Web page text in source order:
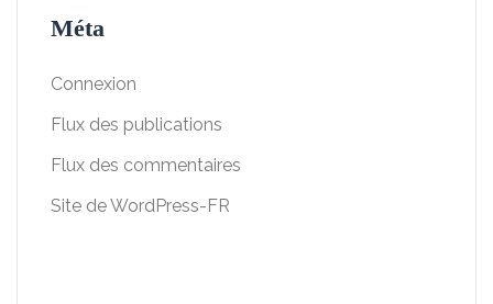
Méta
Connexion
Flux des publications
Flux des commentaires
Site de WordPress-FR